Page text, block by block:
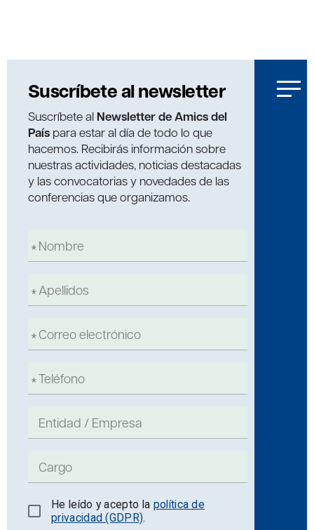
Suscríbete al newsletter
Suscríbete al Newsletter de Amics del
País para estar al día de todo lo que
hacemos. Recibirás información sobre
nuestras actividades, noticias destacadas
y las convocatorias y novedades de las
conferencias que organizamos.
He leído y acepto la política de
privacidad (GDPR).